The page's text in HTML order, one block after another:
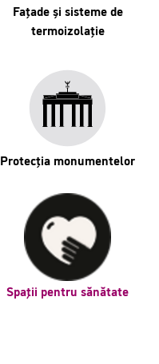
Fațade și sisteme de
termoizolație
Protecția monumentelor
Spaţii pentru sănătate